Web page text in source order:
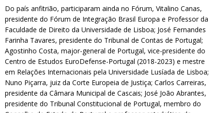
Do país anfitrião, participaram ainda no Fórum, Vitalino Canas,
presidente do Fórum de Integração Brasil Europa e Professor da
Faculdade de Direito da Universidade de Lisboa; José Fernandes
Farinha Tavares, presidente do Tribunal de Contas de Portugal;
Agostinho Costa, major-general de Portugal, vice-presidente do
Centro de Estudos EuroDefense-Portugal (2018-2023) e mestre
em Relações Internacionais pela Universidade Lusíada de Lisboa;
Nuno Piçarra, juiz da Corte Europeia de Justiça; Carlos Carreiras,
presidente da Câmara Municipal de Cascais; José João Abrantes,
presidente do Tribunal Constitucional de Portugal, membro do